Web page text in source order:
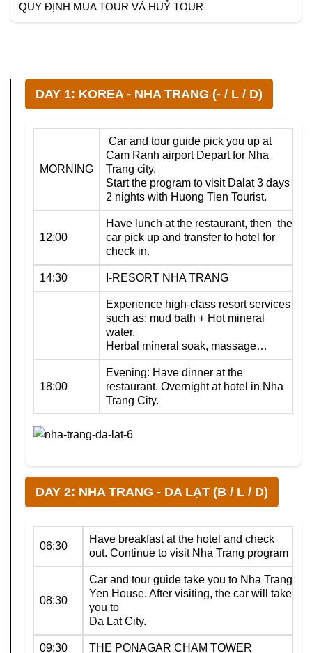
QUY ĐỊNH MUA TOUR VÀ HUỶ TOUR
DAY 1: KOREA - NHA TRANG (- / L / D)
MORNING
Car and tour guide pick you up at
Cam Ranh airport Depart for Nha
Trang city.
Start the program to visit Dalat 3 days
2 nights with Huong Tien Tourist.
12:00
Have lunch at the restaurant, then the
car pick up and transfer to hotel for
check in.
14:30 I-RESORT NHA TRANG
Experience high-class resort services
such as: mud bath + Hot mineral
water.
Herbal mineral soak, massage…
18:00
Evening: Have dinner at the
restaurant. Overnight at hotel in Nha
Trang City.
DAY 2: NHA TRANG - DA LẠT (B / L / D)
06:30
Have breakfast at the hotel and check
out. Continue to visit Nha Trang program
08:30
Car and tour guide take you to Nha Trang
Yen House. After visiting, the car will take
you to
Da Lat City.
09:30 THE PONAGAR CHAM TOWER